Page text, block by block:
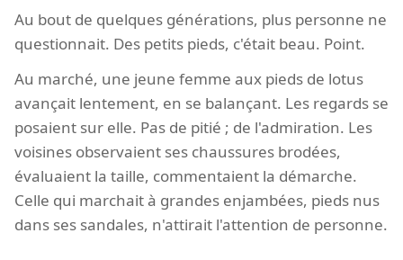
Au bout de quelques générations, plus personne ne
questionnait. Des petits pieds, c'était beau. Point.
Au marché, une jeune femme aux pieds de lotus
avançait lentement, en se balançant. Les regards se
posaient sur elle. Pas de pitié ; de l'admiration. Les
voisines observaient ses chaussures brodées,
évaluaient la taille, commentaient la démarche.
Celle qui marchait à grandes enjambées, pieds nus
dans ses sandales, n'attirait l'attention de personne.